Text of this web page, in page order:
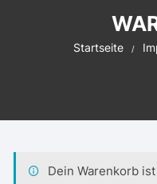
Startseite
Dein Warenkorb